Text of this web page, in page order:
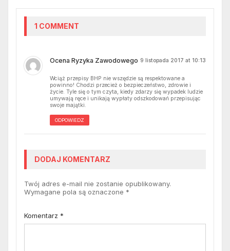
1 COMMENT
Ocena Ryzyka Zawodowego 9 listopada 2017 at 10:13
Wciąż przepisy BHP nie wszędzie są respektowane a
powinno! Chodzi przecież o bezpieczeństwo, zdrowie i
życie. Tyle się o tym czyta, kiedy zdarzy się wypadek ludzie
umywają ręce i unikają wypłaty odszkodowań przepisując
swoje majątki.
ODPOWIEDZ
DODAJ KOMENTARZ
Twój adres e-mail nie zostanie opublikowany.
Wymagane pola są oznaczone *
Komentarz *